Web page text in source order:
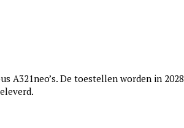
A321neo’s. De toestellen worden in 2028
edition3